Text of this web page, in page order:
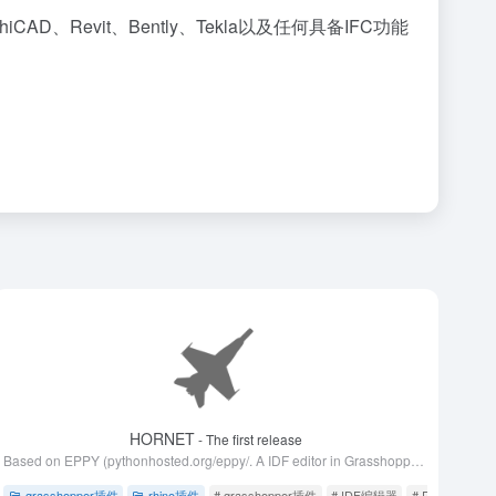
、Revit、Bently、Tekla以及任何具备IFC功能
HORNET- The first release